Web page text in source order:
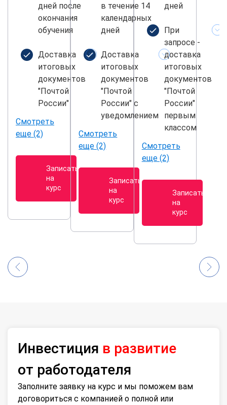
дней после
окончания
обучения
Доставка
итоговых
документов
"Почтой
России"
Смотреть
еще (2)
Записаться
на
курс
в течение 14
календарных
дней
Доставка
итоговых
документов
"Почтой
России" с
уведомлением
Смотреть
еще (2)
Записаться
на
курс
дней
При
запросе -
доставка
итоговых
документов
"Почтой
России"
первым
классом
Смотреть
еще (2)
Записаться
на
курс
Инвестиция в развитие
от работодателя
Заполните заявку на курс и мы поможем вам
договориться с компанией о полной или